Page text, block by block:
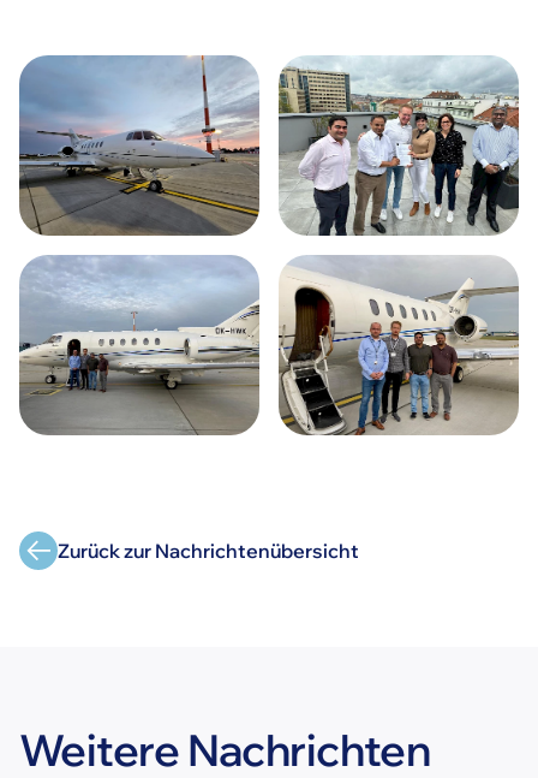
Zurück zur Nachrichtenübersicht
Weitere Nachrichten